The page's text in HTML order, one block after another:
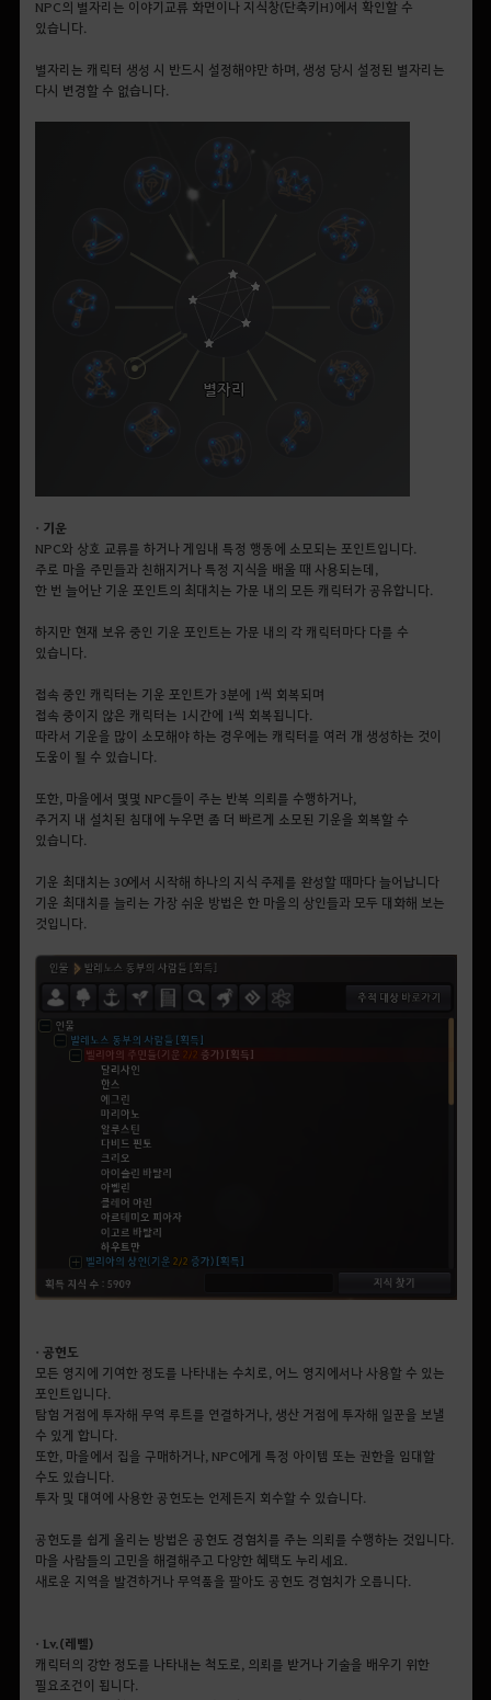
NPC의 별자리는 이야기교류 화면이나 지식창(단축키H)에서 확인할 수
있습니다.
별자리는 캐릭터 생성 시 반드시 설정해야만 하며, 생성 당시 설정된 별자리는
다시 변경할 수 없습니다.
• 기운
NPC와 상호 교류를 하거나 게임내 특정 행동에 소모되는 포인트입니다.
주로 마을 주민들과 친해지거나 특정 지식을 배울 때 사용되는데,
한 번 늘어난 기운 포인트의 최대치는 가문 내의 모든 캐릭터가 공유합니다.
하지만 현재 보유 중인 기운 포인트는 가문 내의 각 캐릭터마다 다를 수
있습니다.
접속 중인 캐릭터는 기운 포인트가 3분에 1씩 회복되며
접속 중이지 않은 캐릭터는 1시간에 1씩 회복됩니다.
따라서 기운을 많이 소모해야 하는 경우에는 캐릭터를 여러 개 생성하는 것이
도움이 될 수 있습니다.
또한, 마을에서 몇몇 NPC들이 주는 반복 의뢰를 수행하거나,
주거지 내 설치된 침대에 누우면 좀 더 빠르게 소모된 기운을 회복할 수
있습니다.
기운 최대치는 30에서 시작해 하나의 지식 주제를 완성할 때마다 늘어납니다
기운 최대치를 늘리는 가장 쉬운 방법은 한 마을의 상인들과 모두 대화해 보는
것입니다.
• 공헌도
모든 영지에 기여한 정도를 나타내는 수치로, 어느 영지에서나 사용할 수 있는
포인트입니다.
탐험 거점에 투자해 무역 루트를 연결하거나, 생산 거점에 투자해 일꾼을 보낼
수 있게 합니다.
또한, 마을에서 집을 구매하거나, NPC에게 특정 아이템 또는 권한을 임대할
수도 있습니다.
투자 및 대여에 사용한 공헌도는 언제든지 회수할 수 있습니다.
공헌도를 쉽게 올리는 방법은 공헌도 경험치를 주는 의뢰를 수행하는 것입니다.
마을 사람들의 고민을 해결해주고 다양한 혜택도 누리세요.
새로운 지역을 발견하거나 무역품을 팔아도 공헌도 경험치가 오릅니다.
• Lv.(레벨)
캐릭터의 강한 정도를 나타내는 척도로, 의뢰를 받거나 기술을 배우기 위한
필요조건이 됩니다.